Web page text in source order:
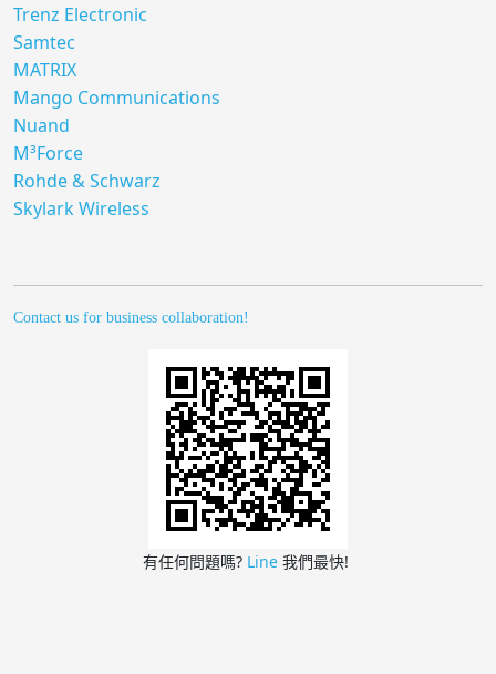
Trenz Electronic
Samtec
MATRIX
Mango Communications
Nuand
M³Force
Rohde & Schwarz
Skylark Wireless
Contact us for business collaboration!
有任何問題嗎? Line 我們最快!